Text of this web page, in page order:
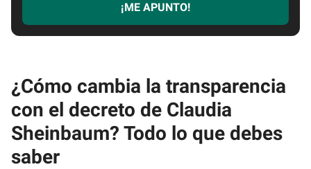
¡ME APUNTO!
¿Cómo cambia la transparencia
con el decreto de Claudia
Sheinbaum? Todo lo que debes
saber